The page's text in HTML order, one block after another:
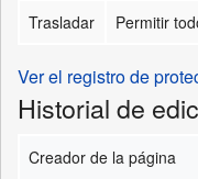
Trasladar
Permitir
Ver el registro de
Historial de
Creador de la página